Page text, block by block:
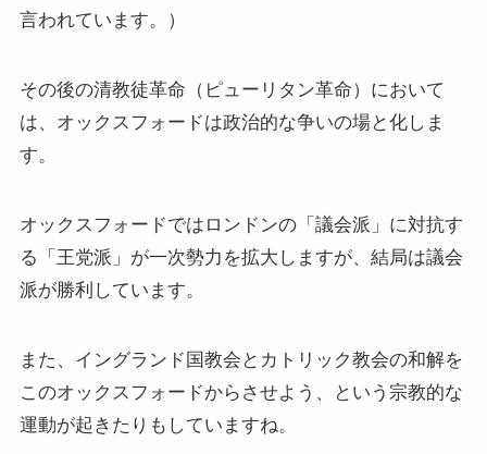
言われています。）
その後の清教徒革命（ピューリタン革命）において
は、オックスフォードは政治的な争いの場と化しま
す。
オックスフォードではロンドンの「議会派」に対抗す
る「王党派」が一次勢力を拡大しますが、結局は議会
派が勝利しています。
また、イングランド国教会とカトリック教会の和解を
このオックスフォードからさせよう、という宗教的な
運動が起きたりもしていますね。